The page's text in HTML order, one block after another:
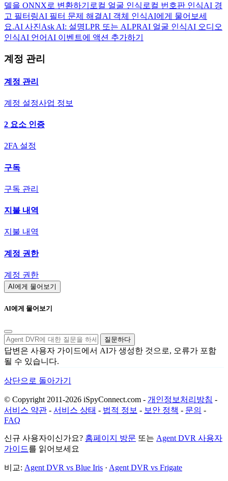
델을 ONNX로 변환하기 로컬 얼굴 인식 로컬 번호판 인식AI 경
고 필터링AI 필터 문제 해결AI 객체 인식AI에게 물어보세
요.AI 사진Ask AI: 설명LPR 또는 ALPRAI 얼굴 인식AI 오디오
인식AI 언어 AI 이벤트에 액션 추가하기
계정 관리
계정 관리
계정 설정사업 정보
2 요소 인증
2FA 설정
구독
구독 관리
지불 내역
지불 내역
계정 권한
계정 권한
AI에게 물어보기
AI에게 물어보기
질문하다
답변은 사용자 가이드에서 AI가 생성한 것으로, 오류가 포함
될 수 있습니다.
상단으로 돌아가기
© Copyright 2011-2026 iSpyConnect.com - 개인정보처리방침 -
서비스 약관 - 서비스 상태 - 법적 정보 - 보안 정책 - 문의 -
FAQ
신규 사용자이신가요? 홈페이지 방문 또는 Agent DVR 사용자
가이드를 읽어보세요
비교: Agent DVR vs Blue Iris · Agent DVR vs Frigate